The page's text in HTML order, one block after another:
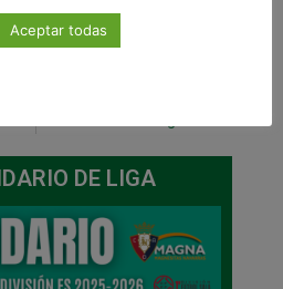
DE LIGA
Aceptar todas